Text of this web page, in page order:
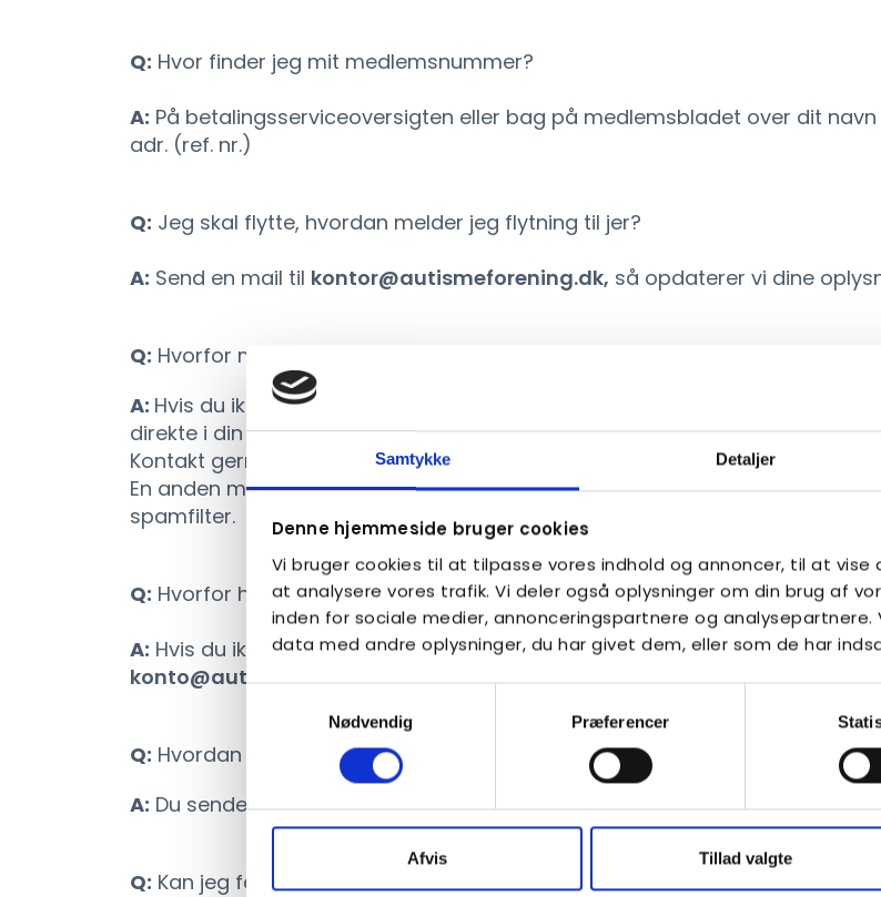
Samtykke Detaljer
Denne hjemmeside bruger cookies
Vi bruger cookies til at tilpasse vores indhold og annoncer, til at
at analysere vores trafik. Vi deler også oplysninger om din brug af
inden for sociale medier, annonceringspartnere og analysepartnere.
data med andre oplysninger, du har givet dem, eller som de har
Nødvendig
Præferencer
Afvis Tillad valgte
Q: Hvor finder jeg mit medlemsnummer?
A: På betalingsserviceoversigten eller bag på medlemsbladet over dit
adr. (ref. nr.)
Q: Jeg skal flytte, hvordan melder jeg flytning til jer?
A: Send en mail til kontor@autismeforening.dk, så opdaterer vi dine
Q: Hvorfor modtager jeg ingen nyhedsbreve fra jer?
A: Hvis du ikke modtager nyhedsbreve fra din kreds eller Autismeforeningen
direkte i din indbakke, så har vi måske ikke din rigtige emailadresse
Kontakt gerne
kontor@autismeforening.dk
for at opdatere den.
En anden mulighed er at nyhedsbrevene fejlagtigt er blevet fanget af dit
spamfilter.
Q: Hvorfor har jeg ikke modtaget Autismebladet?
A: Hvis du ikke har modtaget Autismebladet, så send en mail til
konto@autismeforening.dk
Q: Hvordan opsiger jeg mit medlemskab?
A: Du sender en mail tilkontor@autismeforening.dk
Q: Kan jeg få en solsikkesnor gennem Autismeforeningen?